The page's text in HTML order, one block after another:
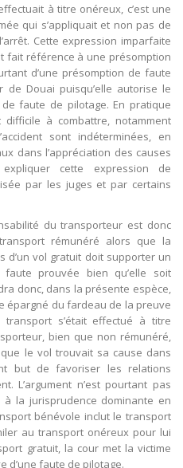
à titre onéreux, c’est une
qui s’appliquait et non pas de
Cette expression imparfaite
fait référence à une présomption
d’une présomption de faute
de Douai puisqu’elle autorise le
faute de pilotage. En pratique
à combattre, notamment
sont indéterminées, en
dans l’appréciation des causes
cette expression de
par les juges et par certains
du transporteur est donc
rémunéré alors que la
d’un vol gratuit doit supporter un
prouvée bien qu’elle soit
donc, dans la présente espèce,
épargné du fardeau de la preuve
s’était effectué à titre
bien que non rémunéré,
le vol trouvait sa cause dans
but de favoriser les relations
L’argument n’est pourtant pas
la jurisprudence dominante en
bénévole inclut le transport
au transport onéreux pour lui
gratuit, la cour met la victime
d’une faute de pilotage.